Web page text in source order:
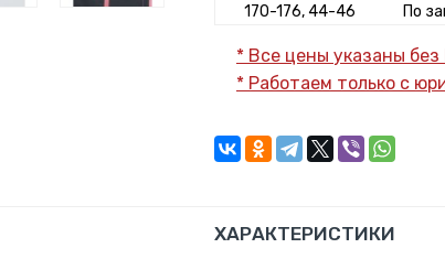
170-176, 44-46 По
170-176, 48-50 По
170-176, 56-58
* Все цены указаны
* Работаем только с
ХАРАКТЕРИСТИКИ